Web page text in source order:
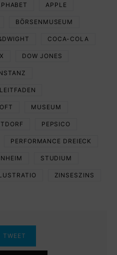
APPLE
BÖRSENMUSEUM
COCA-COLA
DOW JONES
LEITFADEN
MUSEUM
PEPSICO
PERFORMANCE DREIECK
STUDIUM
ZINSESZINS
TWEET